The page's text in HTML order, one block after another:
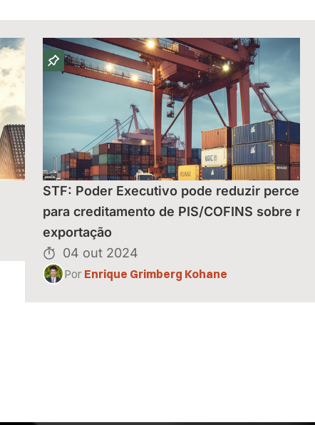
STF: Poder Executivo pode reduzir
para creditamento de PIS/COFINS sobre
exportação
04 out 2024
Por Enrique Grimberg Kohane